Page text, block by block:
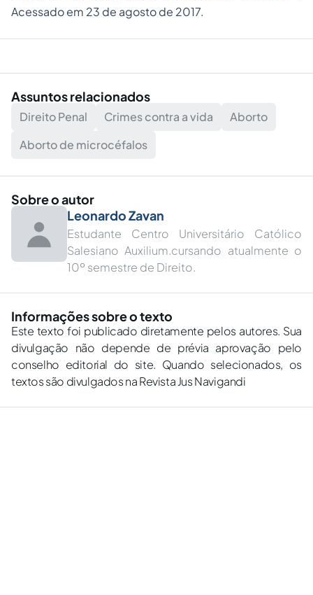
Acessado em 23 de agosto de 2017.
Assuntos relacionados
Direito Penal Crimes contra a vida
Aborto
Aborto de microcéfalos
Sobre o autor
Leonardo Zavan
Estudante Centro Universitário Católico
Salesiano Auxilium.cursando atualmente o
10º semestre de Direito.
Informações sobre o texto
Este texto foi publicado diretamente pelos autores. Sua
divulgação não depende de prévia aprovação pelo
conselho editorial do site. Quando selecionados, os
textos são divulgados na Revista Jus Navigandi